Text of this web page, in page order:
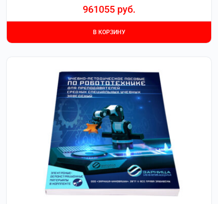
961055 руб.
В КОРЗИНУ